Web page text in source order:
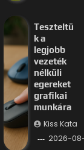
Teszteltü
k a
legjobb
vezeték
nélküli
egereket
grafikai
munkára
Kiss Kata
2026-